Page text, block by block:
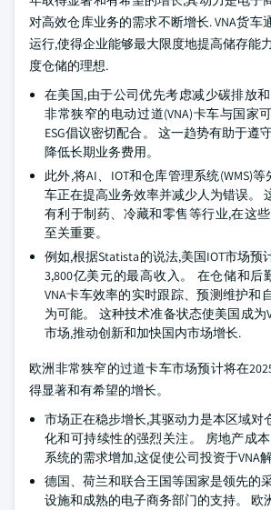
对高效仓库业务的需求不断增长. VNA货车
运行,使得企业能够最大限度地提高储存能
度仓储的理想.
在美国,由于公司优先考虑减少碳排放
非常狭窄的电动过道(VNA)卡车与国家
ESG倡议密切配合。 这一趋势有助于遵
降低长期业务费用。
此外,将AI、IOT和仓库管理系统(WMS)
车正在提高业务效率并减少人为错误。
有利于制药、冷藏和零售等行业,在这
至关重要。
例如,根据Statista的说法,美国IOT市场预
3,800亿美元的最高收入。 在仓储和后
VNA卡车效率的实时跟踪、预测维护和
为可能。 这种技术准备状态使美国成为
市场,推动创新和加快国内市场增长.
欧洲非常狭窄的过道卡车市场预计将在
得显著和有希望的增长。
市场正在稳步增长,其驱动力是本区域对
化和可持续性的强烈关注。 房地产成
系统的需求增加,这促使公司投资于VNA
德国、荷兰和联合王国等国家是领先的
设施和成熟的电子商务部门的支持。 欧